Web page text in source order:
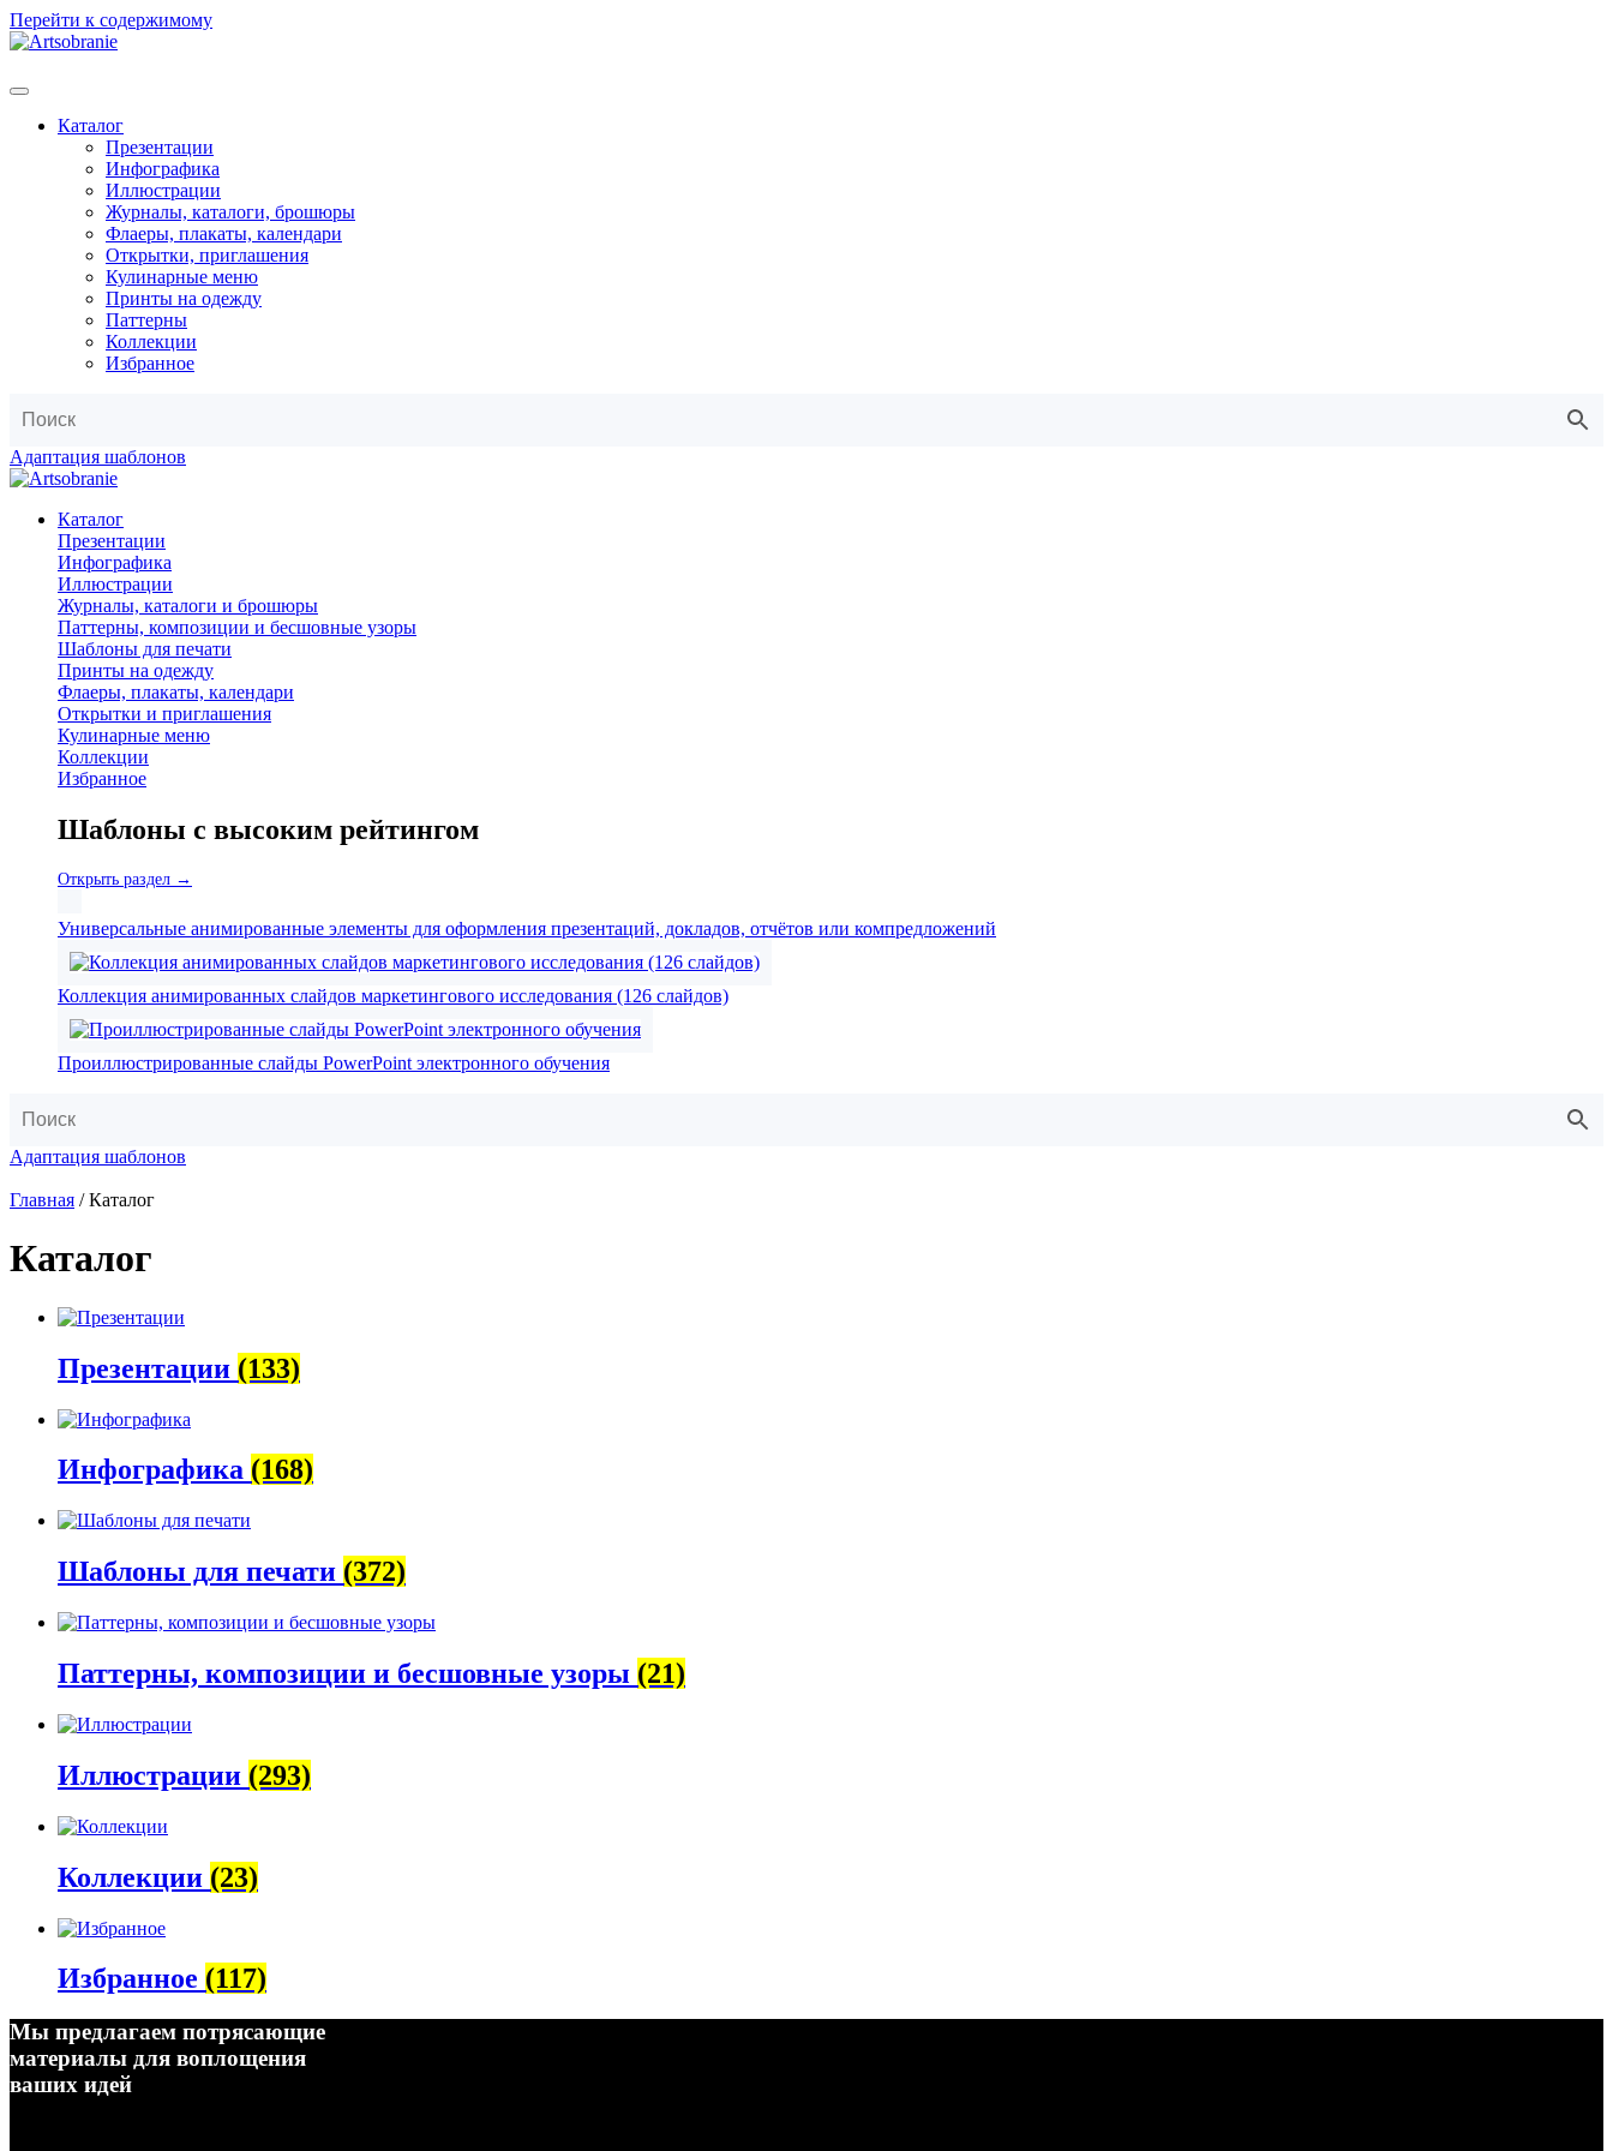
Перейти к содержимому
Каталог
Презентации
Инфографика
Иллюстрации
Журналы, каталоги, брошюры
Флаеры, плакаты, календари
Открытки, приглашения
Кулинарные меню
Принты на одежду
Паттерны
Коллекции
Избранное
Адаптация шаблонов
Каталог
Презентации
Инфографика
Иллюстрации
Журналы, каталоги и брошюры
Паттерны, композиции и бесшовные узоры
Шаблоны для печати
Принты на одежду
Флаеры, плакаты, календари
Открытки и приглашения
Кулинарные меню
Коллекции
Избранное
Шаблоны с высоким рейтингом
Открыть раздел →
Универсальные анимированные элементы для оформления презентаций, докладов, отчётов или компредложений
Коллекция анимированных слайдов маркетингового исследования (126 слайдов)
Проиллюстрированные слайды PowerPoint электронного обучения
Адаптация шаблонов
Главная / Каталог
Каталог
Презентации (133)
Инфографика (168)
Шаблоны для печати (372)
Паттерны, композиции и бесшовные узоры (21)
Иллюстрации (293)
Коллекции (23)
Избранное (117)
Мы предлагаем потрясающие
материалы для воплощения
ваших идей